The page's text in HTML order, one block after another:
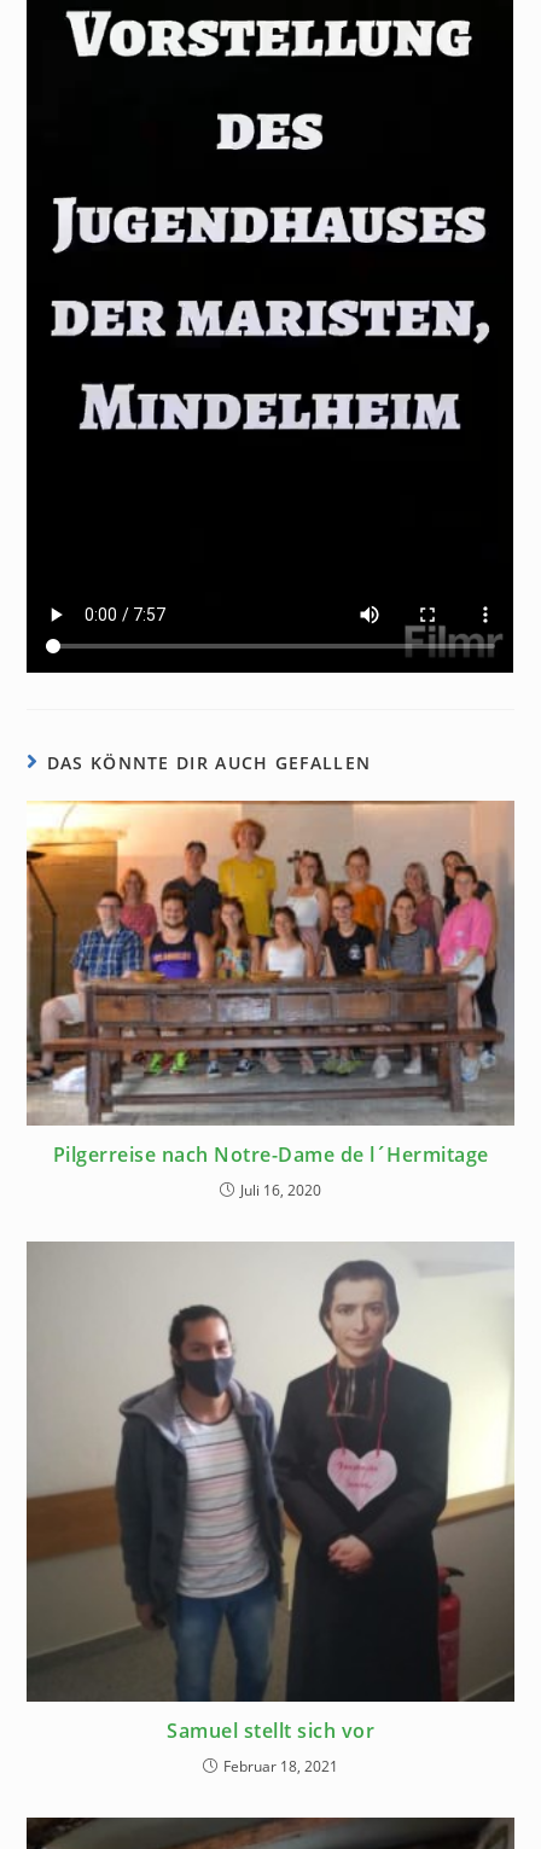
DAS KÖNNTE DIR AUCH GEFALLEN
Pilgerreise nach Notre-Dame de l´Hermitage
Juli 16, 2020
Samuel stellt sich vor
Februar 18, 2021